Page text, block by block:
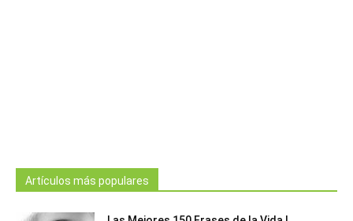
Artículos más populares